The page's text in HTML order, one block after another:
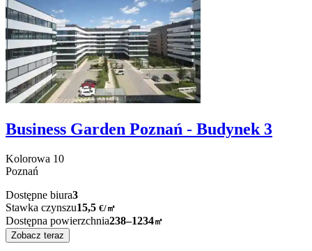
Business Garden Poznań - Budynek 3
Kolorowa 10
Poznań
Dostępne biura3
Stawka czynszu15,5 €/㎡
Dostępna powierzchnia238–1234㎡
Zobacz teraz